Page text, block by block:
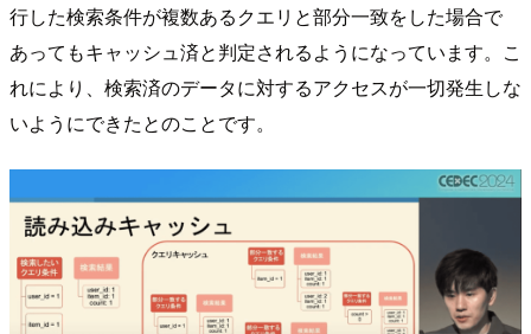
行した検索条件が複数あるクエリと部分一致をした場合で
あってもキャッシュ済と判定されるようになっています。こ
れにより、検索済のデータに対するアクセスが一切発生しな
いようにできたとのことです。